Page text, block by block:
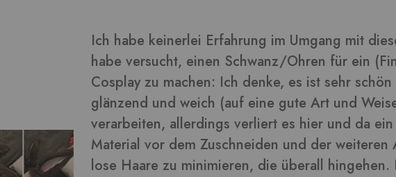
Verarbeitet sich gut und die Blätter daraus
Bilder in dieser Rezension
Vera-Kunden